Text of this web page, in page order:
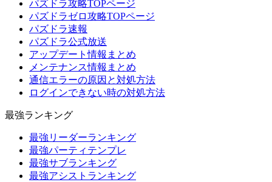
パズドラ攻略TOPページ
パズドラゼロ攻略TOPページ
パズドラ速報
パズドラ公式放送
アップデート情報まとめ
メンテナンス情報まとめ
通信エラーの原因と対処方法
ログインできない時の対処方法
最強ランキング
最強リーダーランキング
最強パーティテンプレ
最強サブランキング
最強アシストランキング